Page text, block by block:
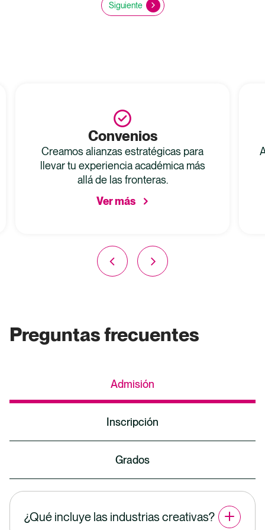
Siguiente
Siguiente
Convenios
Creamos alianzas estratégicas para
llevar tu experiencia académica más
allá de las fronteras.
Ver más
Preguntas frecuentes
Admisión
Inscripción
Grados
¿Qué incluye las industrias creativas?